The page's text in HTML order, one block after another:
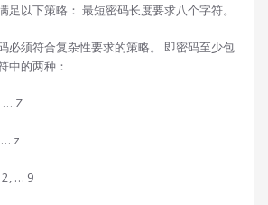
足以下策略： 最短密码长度要求八个字符。
必须符合复杂性要求的策略。 即密码至少包
中的两种：
… Z
… z
2, … 9